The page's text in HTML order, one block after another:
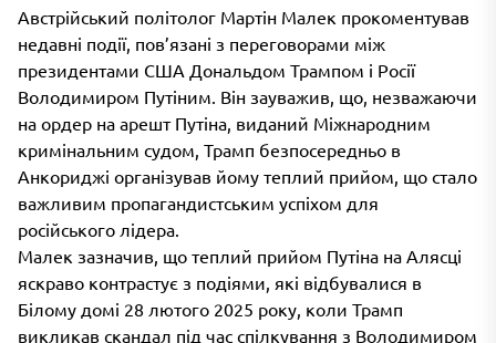
Австрійський політолог Мартін Малек прокоментував
недавні події, пов’язані з переговорами між
президентами США Дональдом Трампом і Росії
Володимиром Путіним. Він зауважив, що, незважаючи
на ордер на арешт Путіна, виданий Міжнародним
кримінальним судом, Трамп безпосередньо в
Анкориджі організував йому теплий прийом, що стало
важливим пропагандистським успіхом для
російського лідера.
Малек зазначив, що теплий прийом Путіна на Алясці
яскраво контрастує з подіями, які відбувалися в
Білому домі 28 лютого 2025 року, коли Трамп
викликав скандал під час спілкування з Володимиром